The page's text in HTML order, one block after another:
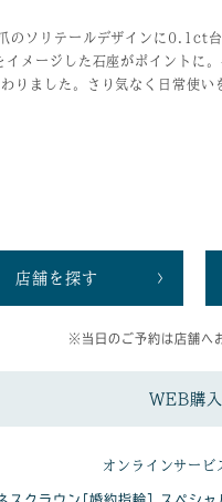
のソリテールデザインに0.1ct台
メージした石座がポイントに。
りました。さり気なく日常使い
店舗を探す
※当日のご予約は店舗へ
WEB購
オンラインサービ
スクラウン[婚約指輪] スペシャ